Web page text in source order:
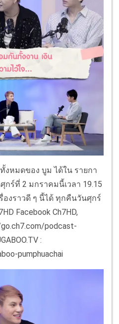
ดของ บูม ได้ใน รายกา
กร์ที่ 2 มกราคมนี้เวลา 19.15
องราวดี ๆ นี้ได้ ทุกคืนวันศุกร์
Facebook Ch7HD,
podcast-
:
pumphuachai